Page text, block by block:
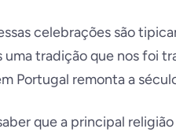
celebrações são
uma tradição que nos foi
Portugal remonta a
que a principal